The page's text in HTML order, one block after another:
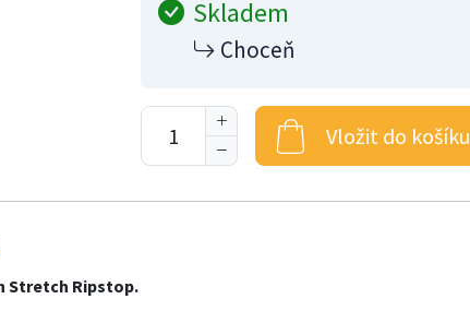
Skladem
Choceň
Vložit do košíku
Stretch Ripstop.